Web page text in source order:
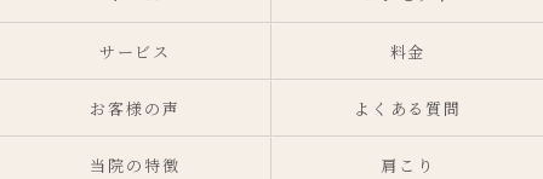
サービス 料金
お客様の声 よくある質問
当院の特徴 肩こり